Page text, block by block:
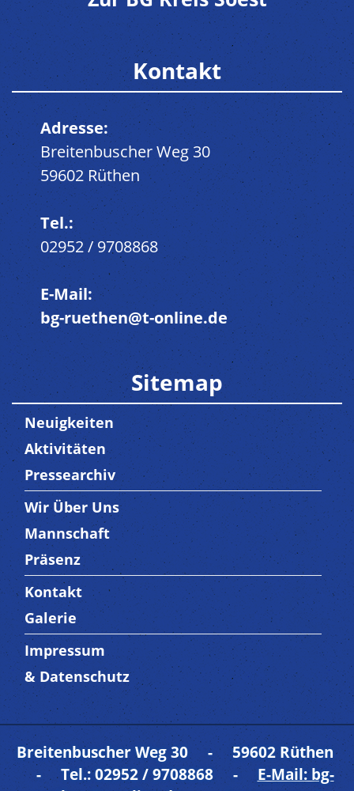
Kontakt
Adresse:
Breitenbuscher Weg 30
59602 Rüthen
Tel.:
02952 / 9708868
E-Mail:
bg-ruethen@t-online.de
Sitemap
Neuigkeiten
Aktivitäten
Pressearchiv
Trenner3
Wir Über Uns
Mannschaft
Präsenz
Trenner4
Kontakt
Galerie
Trenner 5
Impressum
& Datenschutz
Breitenbuscher Weg 30 - 59602 Rüthen
- Tel.: 02952 / 9708868 - E-Mail: bg-